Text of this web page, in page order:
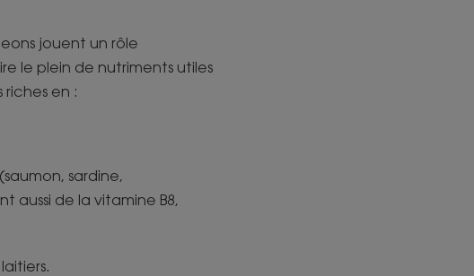
jouent un rôle
le plein de nutriments utiles
en :
sardine,
aussi de la vitamine B8,